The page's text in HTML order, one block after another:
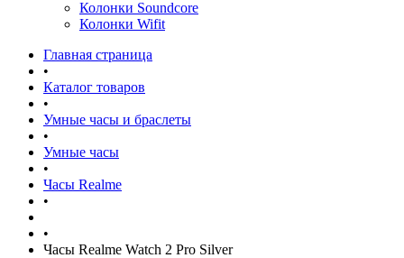
Колонки Soundcore
Колонки Wifit
Главная страница
•
Каталог товаров
•
Умные часы и браслеты
•
Умные часы
•
Часы Realme
•
•
Часы Realme Watch 2 Pro Silver